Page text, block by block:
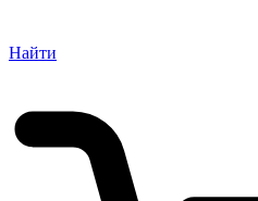
Найти